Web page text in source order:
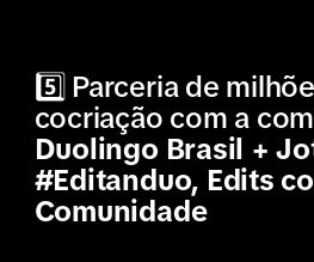
5️⃣ Parceria de
cocriação com a
Duolingo Brasil +
#Editanduo, Edits
Comunidade